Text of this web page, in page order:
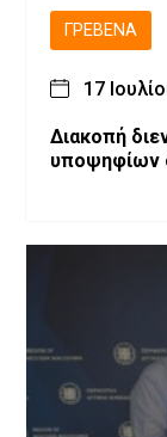
ΓΡΕΒΕΝΆ
17
Διακοπή
υποψηφίων